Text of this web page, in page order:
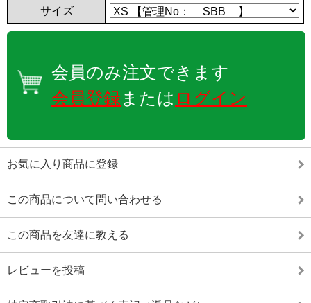
サイズ
会員のみ注文できます
会員登録または ログイン
お気に入り商品に登録
この商品について問い合わせる
この商品を友達に教える
レビューを投稿